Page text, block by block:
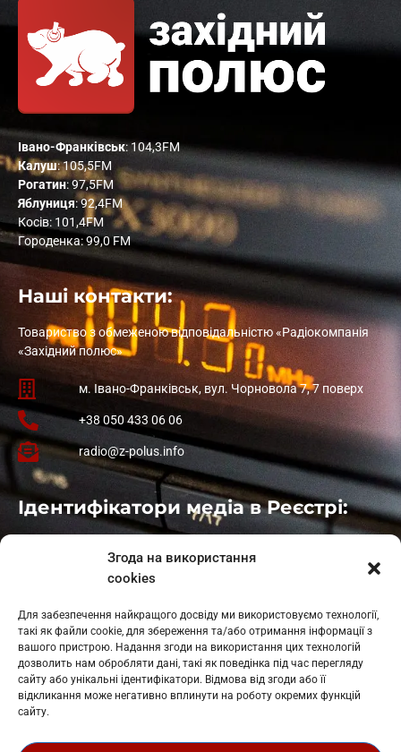
Згода на використання
cookies
Для забезпечення найкращого досвіду ми використовуємо технології,
такі як файли cookie, для збереження та/або отримання інформації з
вашого пристрою. Надання згоди на використання цих технологій
дозволить нам обробляти дані, такі як поведінка під час перегляду
сайту або унікальні ідентифікатори. Відмова від згоди або її
відкликання може негативно вплинути на роботу окремих функцій
сайту.
Івано-Франківськ: 104,3FM
Калуш: 105,5FM
Рогатин: 97,5FM
Яблуниця: 92,4FM
Косів: 101,4FM
Городенка: 99,0 FM
Наші контакти:
Товариство з обмеженою відповідальністю «Радіокомпанія
«Західний полюс»
м. Івано-Франківськ, вул. Чорновола 7, 7 поверх
+38 050 433 06 06
radio@z-polus.info
Ідентифікатори медіа в Реєстрі:
: L11-01410
: L11-01801
Косів: L11-01805
Гарасимів: L11-02274